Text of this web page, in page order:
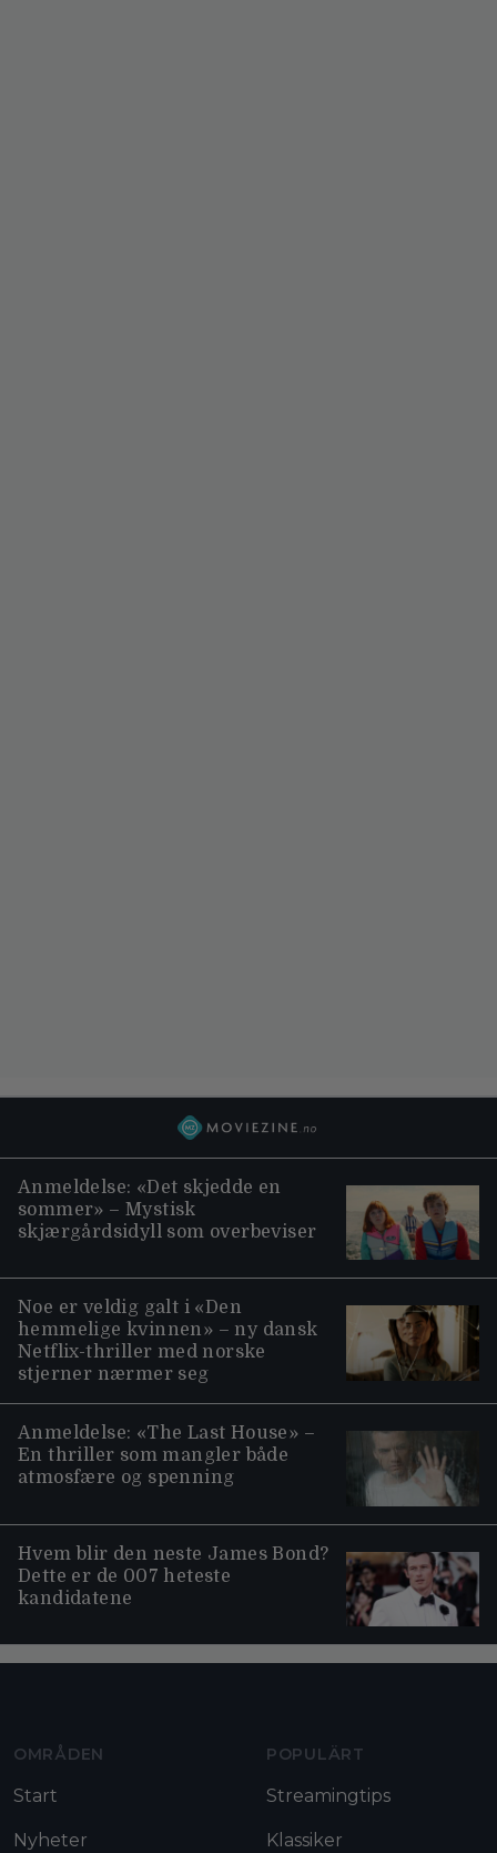
Anmeldelse: «Det skjedde en
sommer» – Mystisk
skjærgårdsidyll som overbeviser
Noe er veldig galt i «Den
hemmelige kvinnen» – ny dansk
Netflix-thriller med norske
stjerner nærmer seg
Anmeldelse: «The Last House» –
En thriller som mangler både
atmosfære og spenning
Hvem blir den neste James Bond?
Dette er de 007 heteste
kandidatene
OMRÅDEN
Start
Nyheter
POPULÄRT
Streamingtips
Klassiker